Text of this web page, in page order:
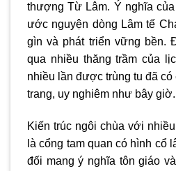
thượng Từ Lâm. Ý nghĩa
ước nguyện dòng Lâm tế
gìn và phát triển vững bền.
qua nhiều thăng trầm của
nhiều lần được trùng tu đã
trang, uy nghiêm như bây giờ.
Kiến trúc ngôi chùa với
là cổng tam quan có hình cổ
đối mang ý nghĩa tôn giáo